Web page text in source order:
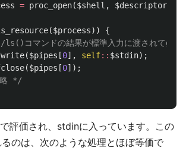
= proc_open($shell ,
($process))
{
ls()コマンドの結果が標準入力に渡されて
($pipes [0], self:: $stdin);
($pipes [0]);
*/
評価され、stdinに入っています。この
のは、次のような処理とほぼ等価で